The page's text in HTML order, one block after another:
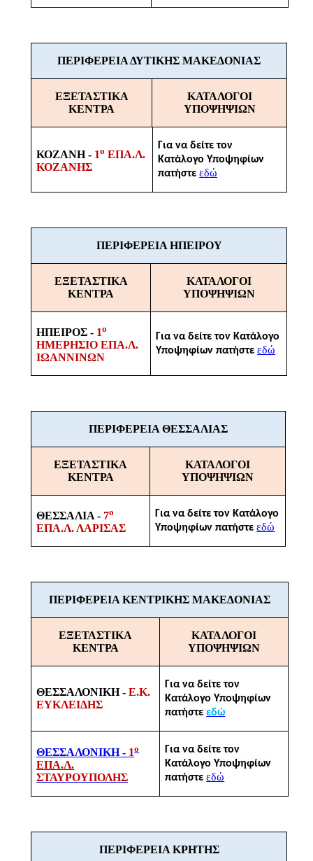
ΠΕΡΙΦΕΡΕΙΑ ΔΥΤΙΚΗΣ ΜΑΚΕΔΟΝΙΑΣ
ΕΞΕΤΑΣΤΙΚΑ
ΚΕΝΤΡΑ
ΚΑΤΑΛΟΓΟΙ
ΥΠΟΨΗΨΙΩΝ
ΚΟΖΑΝΗ - 1ο ΕΠΑ.Λ.
ΚΟΖΑΝΗΣ
Για να δείτε τον
Κατάλογο Υποψηφίων
πατήστεεδώ
ΠΕΡΙΦΕΡΕΙΑ ΗΠΕΙΡΟΥ
ΕΞΕΤΑΣΤΙΚΑ
ΚΕΝΤΡΑ
ΚΑΤΑΛΟΓΟΙ
ΥΠΟΨΗΨΙΩΝ
ΗΠΕΙΡΟΣ - 1ο
ΗΜΕΡΗΣΙΟ ΕΠΑ.Λ.
ΙΩΑΝΝΙΝΩΝ
Για να δείτε τον Κατάλογο
Υποψηφίων πατήστεεδώ
ΠΕΡΙΦΕΡΕΙΑ ΘΕΣΣΑΛΙΑΣ
ΕΞΕΤΑΣΤΙΚΑ
ΚΕΝΤΡΑ
ΚΑΤΑΛΟΓΟΙ
ΥΠΟΨΗΨΙΩΝ
ΘΕΣΣΑΛΙΑ - 7ο
ΕΠΑ.Λ. ΛΑΡΙΣΑΣ
Για να δείτε τον Κατάλογο
Υποψηφίων πατήστεεδώ
ΠΕΡΙΦΕΡΕΙΑ ΚΕΝΤΡΙΚΗΣ ΜΑΚΕΔΟΝΙΑΣ
ΕΞΕΤΑΣΤΙΚΑ
ΚΕΝΤΡΑ
ΚΑΤΑΛΟΓΟΙ
ΥΠΟΨΗΨΙΩΝ
ΘΕΣΣΑΛΟΝΙΚΗ -Ε.Κ.
ΕΥΚΛΕΙΔΗΣ
Για να δείτε τον
Κατάλογο Υποψηφίων
πατήστεεδώ
ΘΕΣΣΑΛΟΝΙΚΗ - 1ο
ΕΠΑ.Λ.
ΣΤΑΥΡΟΥΠΟΛΗΣ
Για να δείτε τον
Κατάλογο Υποψηφίων
πατήστεεδώ
ΠΕΡΙΦΕΡΕΙΑ ΚΡΗΤΗΣ